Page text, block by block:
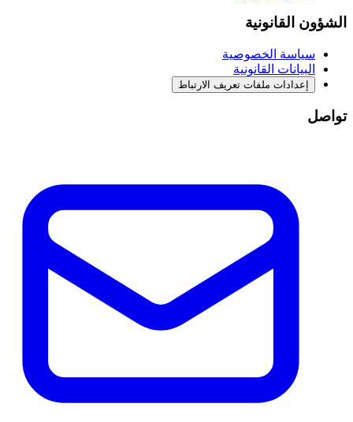
الشؤون القانونية
سياسة الخصوصية
البيانات القانونية
إعدادات ملفات تعريف الارتباط
تواصل